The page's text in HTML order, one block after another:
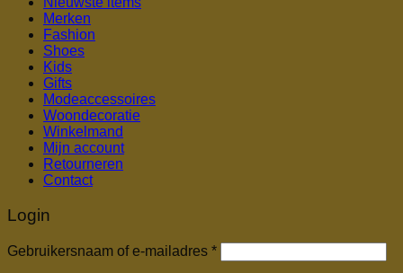
Merken
Fashion
Shoes
Kids
Gifts
Modeaccessoires
Woondecoratie
Winkelmand
Mijn account
Retourneren
Contact
Login
Gebruikersnaam of e-mailadres *Vereist